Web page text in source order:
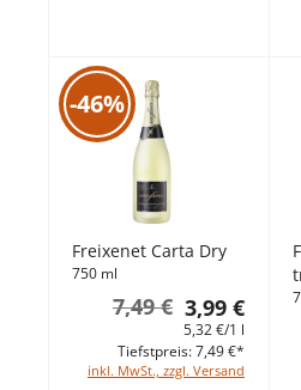
-46%
Freixenet Carta Dry
750 ml
3,99 €
7,49 €
5,32 €/1 l
inkl. MwSt., zzgl. Versand
Tiefstpreis: 7,49 €*